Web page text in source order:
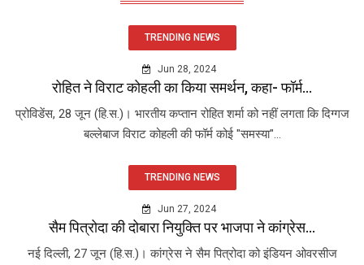
TRENDING NEWS
Jun 28, 2024
रोहित ने विराट कोहली का किया समर्थन, कहा- फॉर्म...
प्रोविडेंस, 28 जून (हि.स.)। भारतीय कप्तान रोहित शर्मा को नहीं लगता कि दिग्गज
बल्लेबाज विराट कोहली की फॉर्म कोई "समस्या"...
TRENDING NEWS
Jun 27, 2024
सैम पित्रोदा की दोबारा नियुक्ति पर भाजपा ने कांग्रेस...
नई दिल्ली, 27 जून (हि.स.)। कांग्रेस ने सैम पित्रोदा को इंडियन ओवरसीज